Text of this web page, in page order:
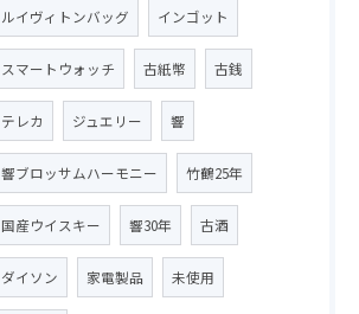
ルイヴィトンバッグ インゴット
スマートウォッチ 古紙幣 古銭
テレカ ジュエリー 響
響ブロッサムハーモニー 竹鶴25年
国産ウイスキー 響30年 古酒
ダイソン 家電製品 未使用